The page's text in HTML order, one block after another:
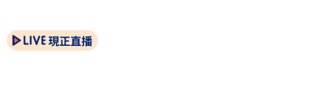
現正直播